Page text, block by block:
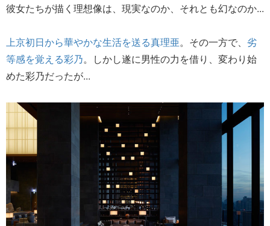
彼女たちが描く理想像は、現実なのか、それとも幻なのか...
上京初日から華やかな生活を送る真理亜。その一方で、 劣
等感を覚える彩乃。しかし遂に男性の力を借り、変わり始
めた彩乃だったが...